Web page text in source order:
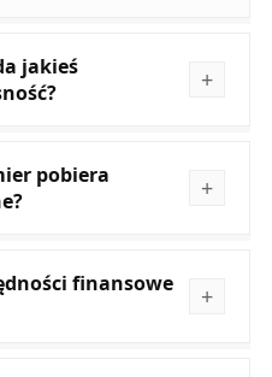
jakieś
pobiera
finansowe